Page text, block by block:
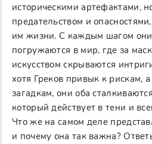
историческими артефактами,
предательством и
им жизни. С каждым шагом они
погружаются в мир, где за
искусством скрываются
хотя Греков привык к рискам,
загадкам, они оба
который действует в тени и
Что же на самом деле
и почему она так важна?